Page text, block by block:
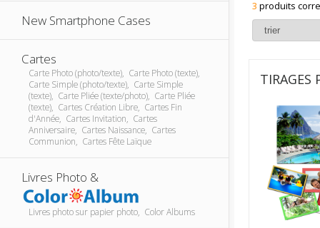
New Smartphone Cases
Cartes
Carte Photo (photo/texte), Carte Photo (texte),
Carte Simple (photo/texte), Carte Simple
(texte), Carte Pliée (texte/photo), Carte Pliée
(texte), Cartes Création Libre, Cartes Fin
d'Année, Cartes Invitation, Cartes
Anniversaire, Cartes Naissance, Cartes
Communion, Cartes Fête Laïque
Livres Photo &
Livres photo sur papier photo, Color Albums
3 produits
TIRAGES